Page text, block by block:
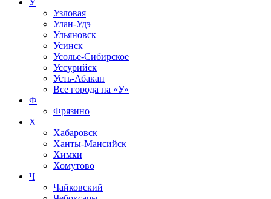
У
Узловая
Улан-Удэ
Ульяновск
Усинск
Усолье-Сибирское
Уссурийск
Усть-Абакан
Все города на «У»
Ф
Фрязино
Х
Хабаровск
Ханты-Мансийск
Химки
Хомутово
Ч
Чайковский